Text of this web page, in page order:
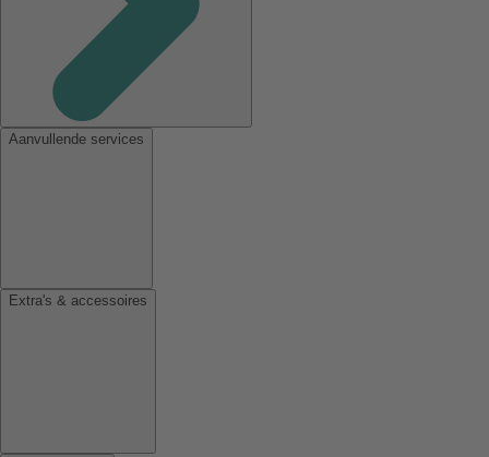
Aanvullende services
Extra's & accessoires